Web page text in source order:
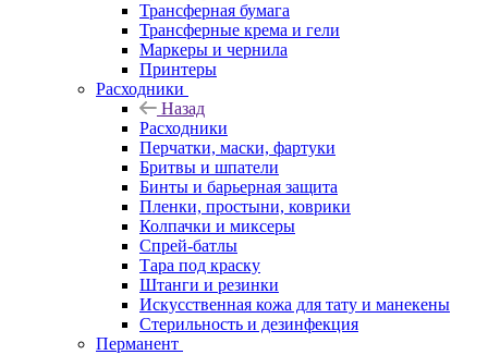
Трансферная бумага
Трансферные крема и гели
Маркеры и чернила
Принтеры
Расходники
Назад
Расходники
Перчатки, маски, фартуки
Бритвы и шпатели
Бинты и барьерная защита
Пленки, простыни, коврики
Колпачки и миксеры
Спрей-батлы
Тара под краску
Штанги и резинки
Искусственная кожа для тату и манекены
Стерильность и дезинфекция
Перманент